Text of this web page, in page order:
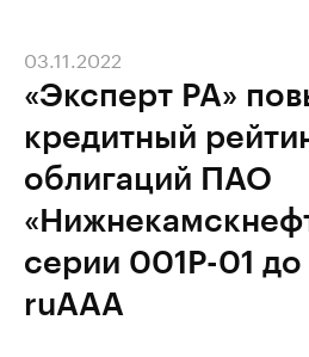
«Эксперт РА»
кредитный
облигаций ПАО
серии 001Р-01 до
ruАAA
03.11.2022